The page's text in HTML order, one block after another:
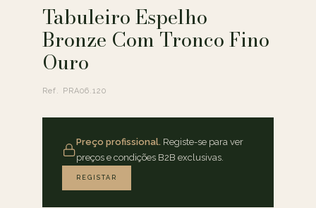
Tabuleiro Espelho
Bronze Com Tronco Fino
Ouro
Ref. PRA06.120
Preço profissional. Registe-se para ver
preços e condições B2B exclusivas.
REGISTAR